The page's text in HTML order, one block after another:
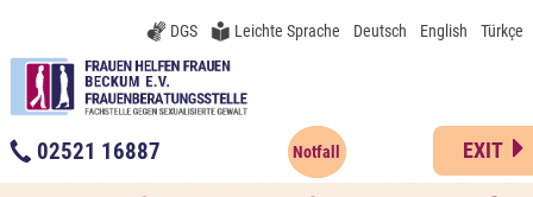
DGS Leichte Sprache Deutsch English Türkçe
02521 16887 Notfall EXIT